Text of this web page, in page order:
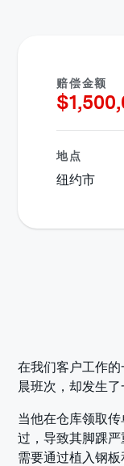
赔偿金额
$
地点
纽约市
在我们客户工作
晨班次，却发生了
当他在仓库领取
过，导致其脚踝
需要通过植入钢板